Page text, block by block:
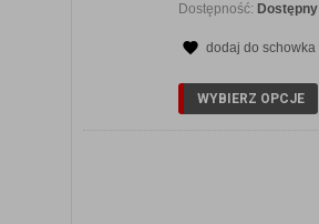
Dostępność: Dostępny
dodaj do schowka
WYBIERZ OPCJE